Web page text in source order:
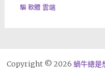
騙 軟體 雲端
Copyright © 2026 蝸牛總是